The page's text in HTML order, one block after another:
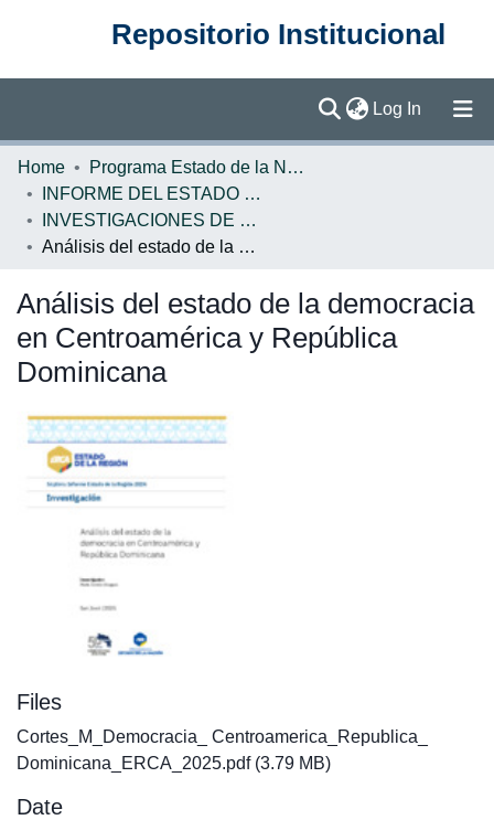
Repositorio Institucional
Log In (current)
Communities & Collections
Statistics
Home
Programa Estado de la Nación (PEN)
INFORME DEL ESTADO DE LA REGION
INVESTIGACIONES DE BASE ERCA
Análisis del estado de la democracia en Centroamérica y República Dominicana
Análisis del estado de la democracia
en Centroamérica y República
Dominicana
Files
Cortes_M_Democracia_ Centroamerica_Republica_
Dominicana_ERCA_2025.pdf(3.79 MB)
Date